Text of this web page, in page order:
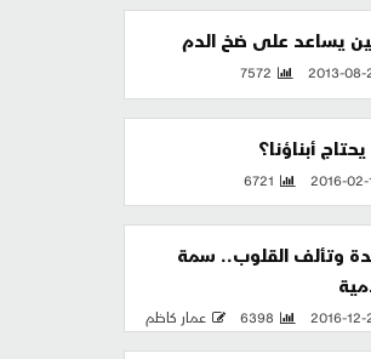
يساعد على ضخ الدم
2013-08-
7572
يحتاج أبناؤنا؟
2016-02-
6721
وتألف القلوب.. سمة
2016-12-
6398 عمار كاظم